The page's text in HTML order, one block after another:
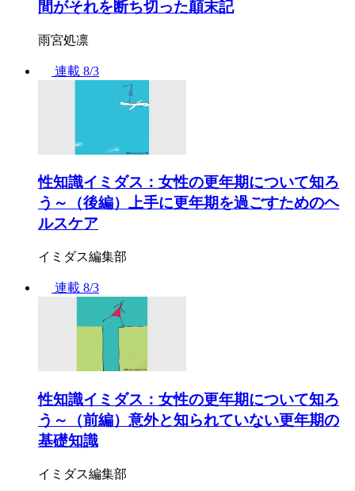
間がそれを断ち切った顛末記
雨宮処凛
連載 8/3
性知識イミダス：女性の更年期について知ろ
う～（後編）上手に更年期を過ごすためのヘ
ルスケア
イミダス編集部
連載 8/3
性知識イミダス：女性の更年期について知ろ
う～（前編）意外と知られていない更年期の
基礎知識
イミダス編集部